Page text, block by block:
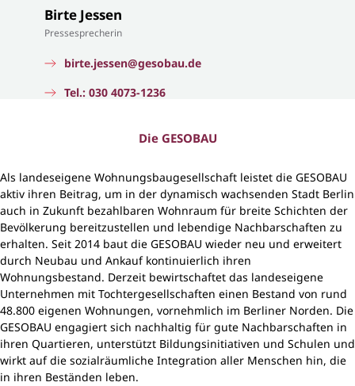
Birte Jessen
Pressesprecherin
birte.jessen@gesobau.de
Tel.: 030 4073-1236
Die GESOBAU
Als landeseigene Wohnungsbaugesellschaft leistet die GESOBAU
aktiv ihren Beitrag, um in der dynamisch wachsenden Stadt Berlin
auch in Zukunft bezahlbaren Wohnraum für breite Schichten der
Bevölkerung bereitzustellen und lebendige Nachbarschaften zu
erhalten. Seit 2014 baut die GESOBAU wieder neu und erweitert
durch Neubau und Ankauf kontinuierlich ihren
Wohnungsbestand. Derzeit bewirtschaftet das landeseigene
Unternehmen mit Tochtergesellschaften einen Bestand von rund
48.800 eigenen Wohnungen, vornehmlich im Berliner Norden. Die
GESOBAU engagiert sich nachhaltig für gute Nachbarschaften in
ihren Quartieren, unterstützt Bildungsinitiativen und Schulen und
wirkt auf die sozialräumliche Integration aller Menschen hin, die
in ihren Beständen leben.